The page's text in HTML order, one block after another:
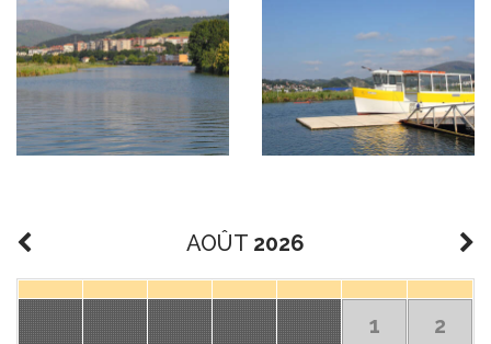
AOÛT 2026
1 2